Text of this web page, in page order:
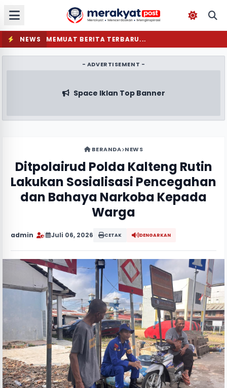
NEWS MEMUAT BERITA TERBARU...
- ADVERTISEMENT -
Space Iklan Top Banner
BERANDA NEWS
Ditpolairud Polda Kalteng Rutin
Lakukan Sosialisasi Pencegahan
dan Bahaya Narkoba Kepada
Warga
admin Juli 06, 2026 CETAK DENGARKAN